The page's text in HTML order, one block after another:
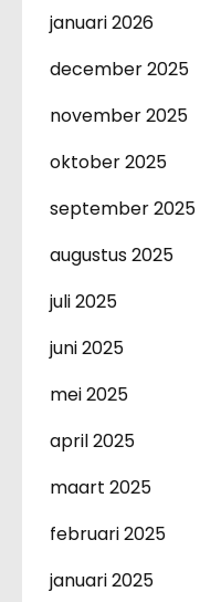
januari 2026
december 2025
november 2025
oktober 2025
september 2025
augustus 2025
juli 2025
juni 2025
mei 2025
april 2025
maart 2025
februari 2025
januari 2025